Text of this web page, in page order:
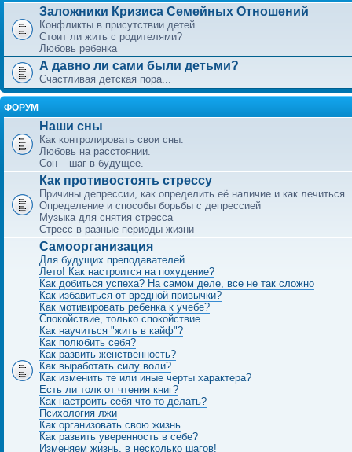
Заложники Кризиса Семейных Отношений
Конфликты в присутствии детей.
Стоит ли жить с родителями?
Любовь ребенка
А давно ли сами были детьми?
Счастливая детская пора...
ФОРУМ
Наши сны
Как контролировать свои сны.
Любовь на расстоянии.
Сон – шаг в будущее.
Как противостоять стрессу
Причины депрессии, как определить её наличие и как лечиться.
Определение и способы борьбы с депрессией
Музыка для снятия стресса
Стресс в разные периоды жизни
Самоорганизация
Для будущих преподавателей
Лето! Как настроится на похудение?
Как добиться успеха? На самом деле, все не так сложно
Как избавиться от вредной привычки?
Как мотивировать ребенка к учебе?
Спокойствие, только спокойствие...
Как научиться "жить в кайф"?
Как полюбить себя?
Как развить женственность?
Как выработать силу воли?
Как изменить те или иные черты характера?
Есть ли толк от чтения книг?
Как настроить себя что-то делать?
Психология лжи
Как организовать свою жизнь
Как развить уверенность в себе?
Изменяем жизнь, в несколько шагов!